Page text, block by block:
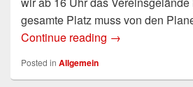
gesamte Platz muss von den
Continue reading Vorbereitung
→
Posted in Allgemein